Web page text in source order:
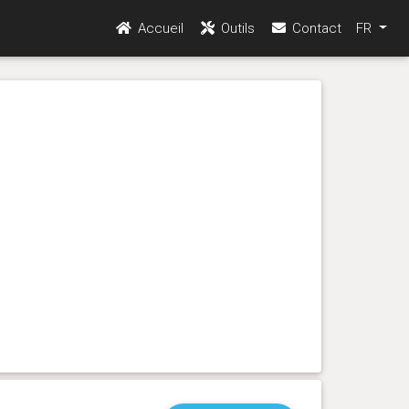
Accueil Outils Contact FR